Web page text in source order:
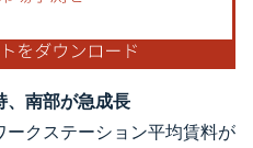
、南部が急成長
クステーション平均賃料が